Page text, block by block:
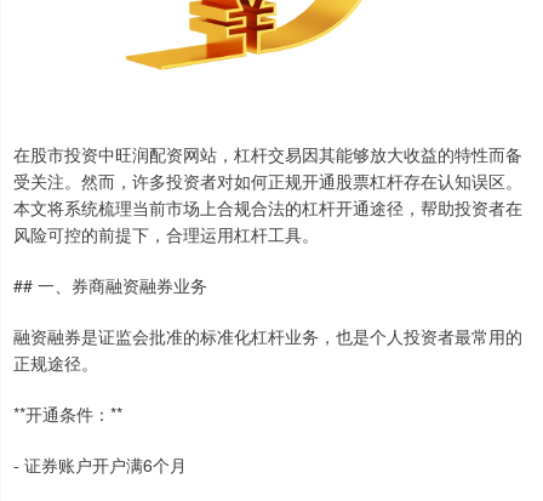
在股市投资中旺润配资网站，杠杆交易因其能够放大收益的特性而备
受关注。然而，许多投资者对如何正规开通股票杠杆存在认知误区。
本文将系统梳理当前市场上合规合法的杠杆开通途径，帮助投资者在
风险可控的前提下，合理运用杠杆工具。
## 一、券商融资融券业务
融资融券是证监会批准的标准化杠杆业务，也是个人投资者最常用的
正规途径。
**开通条件：**
- 证券账户开户满6个月